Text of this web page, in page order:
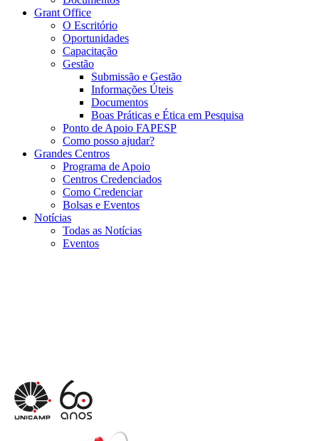
Grant Office
O Escritório
Oportunidades
Capacitação
Gestão
Submissão e Gestão
Informações Úteis
Documentos
Boas Práticas e Ética em Pesquisa
Ponto de Apoio FAPESP
Como posso ajudar?
Grandes Centros
Programa de Apoio
Centros Credenciados
Como Credenciar
Bolsas e Eventos
Notícias
Todas as Notícias
Eventos